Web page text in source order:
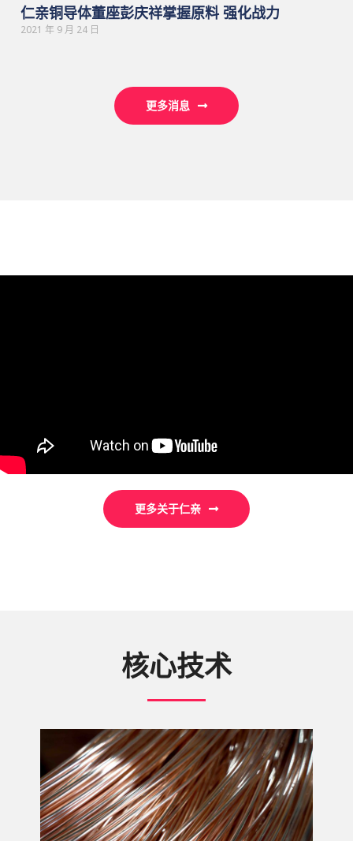
仁亲铜导体董座彭庆祥掌握原料 强化战力
2021 年 9 月 24 日
更多消息
更多关于仁亲
核心技术